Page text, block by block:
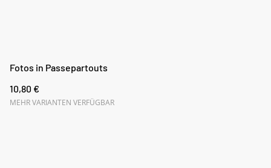
Fotos in Passepartouts
10,80 €
MEHR VARIANTEN VERFÜGBAR